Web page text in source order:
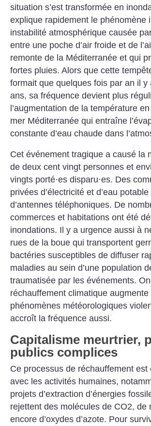
situation s’est transformée en
explique rapidement le phénomène il
instabilité atmosphérique causée
entre une poche d’air froide et de
remonte de la Méditerranée et qui
fortes pluies. Alors que cette
formait que quelques fois par an il y
ans, sa fréquence devient plus
l’augmentation de la température
mer Méditerranée qui entraîne
constante d’eau chaude dans
Cet événement tragique a causé la
de deux cent vingt personnes et
vingts porté·es disparu·es. Des
privées d’électricité et d’eau
d’antennes téléphoniques. De
commerces et habitations ont été
inondations. Il y a urgence aussi à
rues de la boue qui transportent
bactéries susceptibles de diffuser
maladies au sein d’une population
traumatisée par les événements.
réchauffement climatique augmente
phénomènes météorologiques
accroît la fréquence aussi.
Capitalisme meurtrier,
publics complices
Ce processus de réchauffement est
avec les activités humaines,
projets d’extraction d’énergies
rejettent des molécules de CO2, de
encore d’oxydes d’azote. Pour